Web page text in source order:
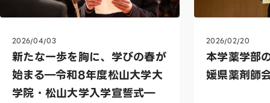
2026/04/03
新たな一歩を胸に、学びの春が
始まる―令和8年度松山大学大
学院・松山大学入学宣誓式―
2026/02/20
本学薬学部
媛県薬剤師